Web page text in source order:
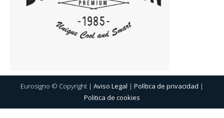
Eurosigno © Copyright | Aviso Legal | Política de privacidad |
Politica de cookies